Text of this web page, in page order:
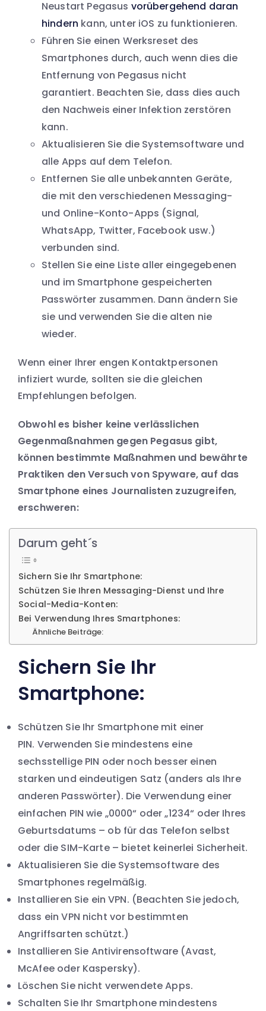
Neustart Pegasus vorübergehend daran
hindern kann, unter iOS zu funktionieren.
Führen Sie einen Werksreset des
Smartphones durch, auch wenn dies die
Entfernung von Pegasus nicht
garantiert. Beachten Sie, dass dies auch
den Nachweis einer Infektion zerstören
kann.
Aktualisieren Sie die Systemsoftware und
alle Apps auf dem Telefon.
Entfernen Sie alle unbekannten Geräte,
die mit den verschiedenen Messaging-
und Online-Konto-Apps (Signal,
WhatsApp, Twitter, Facebook usw.)
verbunden sind.
Stellen Sie eine Liste aller eingegebenen
und im Smartphone gespeicherten
Passwörter zusammen. Dann ändern Sie
sie und verwenden Sie die alten nie
wieder.
Wenn einer Ihrer engen Kontaktpersonen
infiziert wurde, sollten sie die gleichen
Empfehlungen befolgen.
Obwohl es bisher keine verlässlichen
Gegenmaßnahmen gegen Pegasus gibt,
können bestimmte Maßnahmen und bewährte
Praktiken den Versuch von Spyware, auf das
Smartphone eines Journalisten zuzugreifen,
erschweren:
Darum geht´s
Sichern Sie Ihr Smartphone:
Schützen Sie Ihren Messaging-Dienst und Ihre
Social-Media-Konten:
Bei Verwendung Ihres Smartphones:
Ähnliche Beiträge:
Sichern Sie Ihr
Smartphone:
Schützen Sie Ihr Smartphone mit einer
PIN. Verwenden Sie mindestens eine
sechsstellige PIN oder noch besser einen
starken und eindeutigen Satz (anders als Ihre
anderen Passwörter). Die Verwendung einer
einfachen PIN wie „0000“ oder „1234“ oder Ihres
Geburtsdatums – ob für das Telefon selbst
oder die SIM-Karte – bietet keinerlei Sicherheit.
Aktualisieren Sie die Systemsoftware des
Smartphones regelmäßig.
Installieren Sie ein VPN. (Beachten Sie jedoch,
dass ein VPN nicht vor bestimmten
Angriffsarten schützt.)
Installieren Sie Antivirensoftware (Avast,
McAfee oder Kaspersky).
Löschen Sie nicht verwendete Apps.
Schalten Sie Ihr Smartphone mindestens